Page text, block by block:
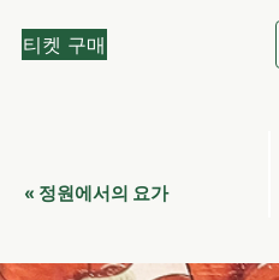
티켓 구매
이
트
« 정원에서의 요가